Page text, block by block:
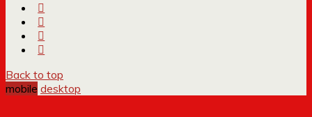
Back to top
mobile desktop